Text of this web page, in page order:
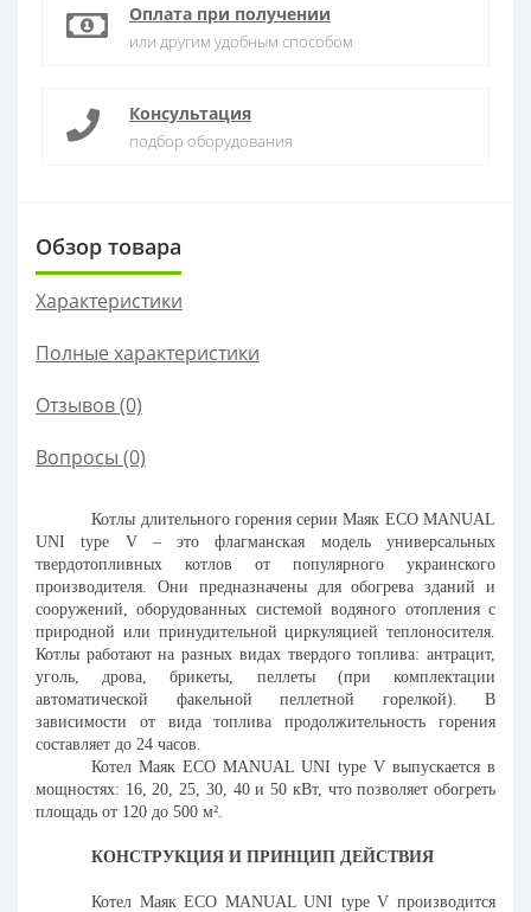
Оплата при получении
или другим удобным способом
Консультация
подбор оборудования
Обзор товара
Характеристики
Полные характеристики
Отзывов (0)
Вопросы (0)
Котлы длительного горения серии Маяк ECO MANUAL
UNI type V – это флагманская модель универсальных
твердотопливных котлов от популярного украинского
производителя. Они предназначены для обогрева зданий и
сооружений, оборудованных системой водяного отопления с
природной или принудительной циркуляцией теплоносителя.
Котлы работают на разных видах твердого топлива: антрацит,
уголь, дрова, брикеты, пеллеты (при комплектации
автоматической факельной пеллетной горелкой). В
зависимости от вида топлива продолжительность горения
составляет до 24 часов.
Котел Маяк ECO MANUAL UNI type V выпускается в
мощностях: 16, 20, 25, 30, 40 и 50 кВт, что позволяет обогреть
площадь от 120 до 500 м².
КОНСТРУКЦИЯ И ПРИНЦИП ДЕЙСТВИЯ
Котел Маяк ECO MANUAL UNI type V производится